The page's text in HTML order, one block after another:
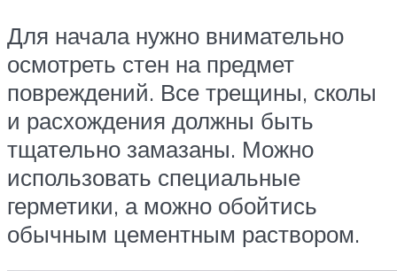
Для начала нужно внимательно
осмотреть стен на предмет
повреждений. Все трещины, сколы
и расхождения должны быть
тщательно замазаны. Можно
использовать специальные
герметики, а можно обойтись
обычным цементным раствором.